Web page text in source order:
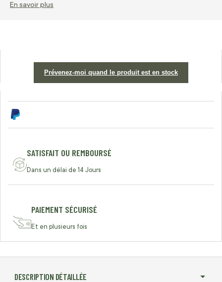
En savoir plus
Prévenez-moi quand le produit est en stock
SATISFAIT OU REMBOURSÉ
Dans un délai de 14 Jours
PAIEMENT SÉCURISÉ
Et en plusieurs fois
DESCRIPTION DÉTAILLÉE